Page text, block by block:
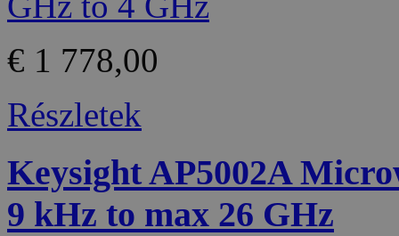
€ 1 778,00
Részletek
Keysight AP5002A
9 kHz to max 26 GHz